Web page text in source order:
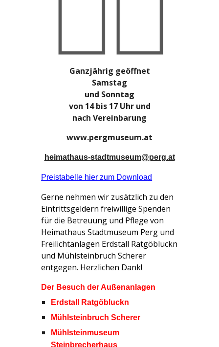
Ganzjährig geöffnet
Samstag
und Sonntag
von 14 bis 17 Uhr und
nach Vereinbarung
www.pergmuseum.at
heimathaus-stadtmuseum@perg.at
Preistabelle hier zum Download
Gerne nehmen wir zusätzlich zu den
Eintrittsgeldern freiwillige Spenden
für die Betreuung und Pflege von
Heimathaus Stadtmuseum Perg und
Freilichtanlagen Erdstall Ratgöbluckn
und Mühlsteinbruch Scherer
entgegen. Herzlichen Dank!
Der Besuch derAußenanlagen
Erdstall Ratgöbluckn
Mühlsteinbruch Scherer
Mühlsteinmuseum
Steinbrecherhaus